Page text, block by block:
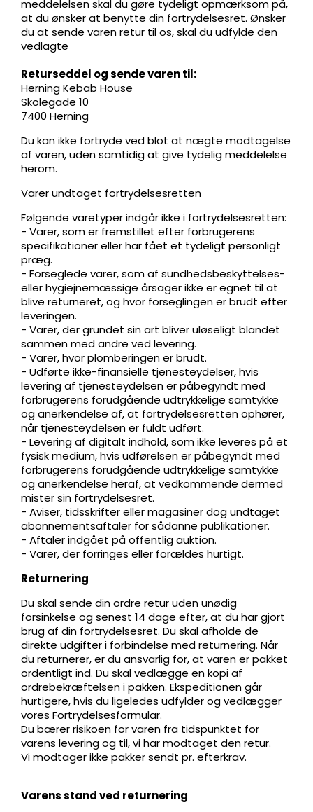
meddelelsen skal du gøre tydeligt opmærksom på,
at du ønsker at benytte din fortrydelsesret. Ønsker
du at sende varen retur til os, skal du udfylde den
vedlagte
Returseddel og sende varen til:
Herning Kebab House
Skolegade 10
7400 Herning
Du kan ikke fortryde ved blot at nægte modtagelse
af varen, uden samtidig at give tydelig meddelelse
herom.
Varer undtaget fortrydelsesretten
Følgende varetyper indgår ikke i fortrydelsesretten:
- Varer, som er fremstillet efter forbrugerens
specifikationer eller har fået et tydeligt personligt
præg.
- Forseglede varer, som af sundhedsbeskyttelses-
eller hygiejnemæssige årsager ikke er egnet til at
blive returneret, og hvor forseglingen er brudt efter
leveringen.
- Varer, der grundet sin art bliver uløseligt blandet
sammen med andre ved levering.
- Varer, hvor plomberingen er brudt.
- Udførte ikke-finansielle tjenesteydelser, hvis
levering af tjenesteydelsen er påbegyndt med
forbrugerens forudgående udtrykkelige samtykke
og anerkendelse af, at fortrydelsesretten ophører,
når tjenesteydelsen er fuldt udført.
- Levering af digitalt indhold, som ikke leveres på et
fysisk medium, hvis udførelsen er påbegyndt med
forbrugerens forudgående udtrykkelige samtykke
og anerkendelse heraf, at vedkommende dermed
mister sin fortrydelsesret.
- Aviser, tidsskrifter eller magasiner dog undtaget
abonnementsaftaler for sådanne publikationer.
- Aftaler indgået på offentlig auktion.
- Varer, der forringes eller forældes hurtigt.
Returnering
Du skal sende din ordre retur uden unødig
forsinkelse og senest 14 dage efter, at du har gjort
brug af din fortrydelsesret. Du skal afholde de
direkte udgifter i forbindelse med returnering. Når
du returnerer, er du ansvarlig for, at varen er pakket
ordentligt ind. Du skal vedlægge en kopi af
ordrebekræftelsen i pakken. Ekspeditionen går
hurtigere, hvis du ligeledes udfylder og vedlægger
vores Fortrydelsesformular.
Du bærer risikoen for varen fra tidspunktet for
varens levering og til, vi har modtaget den retur.
Vi modtager ikke pakker sendt pr. efterkrav.
Varens stand ved returnering